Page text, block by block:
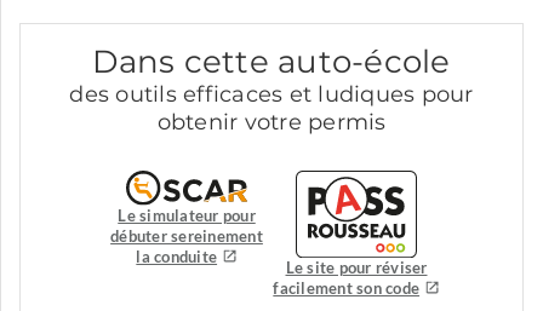
Dans cette auto-école
des outils efficaces et ludiques pour
obtenir votre permis
Le simulateur pour
débuter sereinement
la conduite
Le site pour réviser
facilement son code